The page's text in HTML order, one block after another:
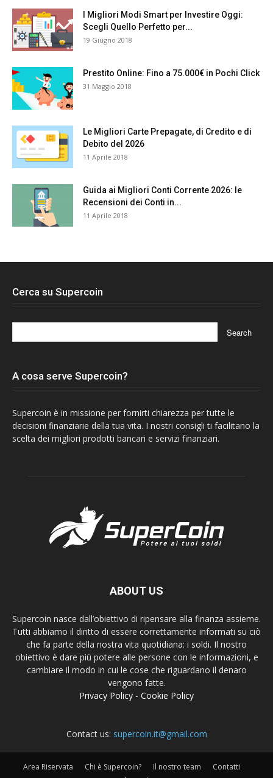
I Migliori Modi Smart per Investire Oggi:
Scegli Quello Perfetto per...
19 Giugno 2018
Prestito Online: Fino a 75.000€ in Pochi Click
31 Maggio 2018
Le Migliori Carte Prepagate, di Credito e di
Debito del 2026
11 Aprile 2018
Guida ai Migliori Conti Corrente 2026: le
Recensioni dei Conti in...
11 Aprile 2018
Cerca su Supercoin
A cosa serve Supercoin?
Supercoin è in missione per fornirti chiarezza per tutte le
decisioni finanziarie della tua vita. I nostri consigli ti facilitano la
scelta dei migliori prodotti bancari e servizi finanziari.
ABOUT US
Supercoin nasce dall’obiettivo di ripensare alla finanza assieme.
Tutti abbiamo il diritto di essere correttamente informati su ciò
che fa parte della nostra vita quotidiana: i soldi. Il nostro
obiettivo è dare più potere alle persone con le informazioni, e
cambiare il modo in cui le cose che riguardano il denaro
vengono fatte.
Privacy Policy - Cookie Policy
Contact us: supercoin.it@gmail.com
Area Riservata Chi è Supercoin? Il nostro team
Contatti